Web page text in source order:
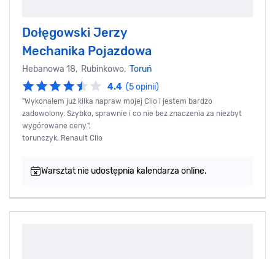
Dołęgowski Jerzy
Mechanika Pojazdowa
Hebanowa 18, Rubinkowo, Toruń
4.4 (5 opinii)
"Wykonałem już kilka napraw mojej Clio i jestem bardzo
zadowolony. Szybko, sprawnie i co nie bez znaczenia za niezbyt
wygórowane ceny.",
torunczyk, Renault Clio
Warsztat nie udostępnia kalendarza online.